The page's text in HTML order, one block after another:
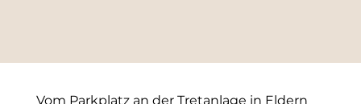
Vom Parkplatz an der Tretanlage in Eldern